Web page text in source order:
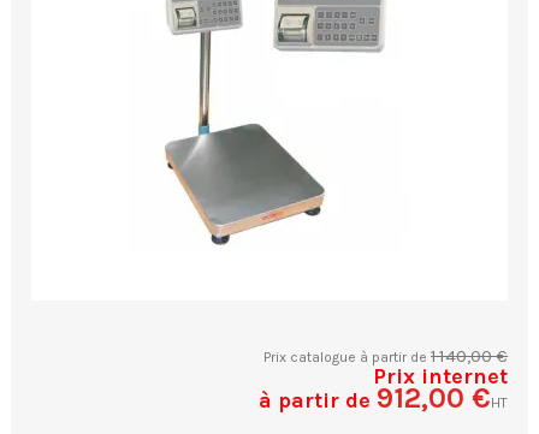
Prix catalogue à partir de1 140,00 €
Prix internet
à partir de 912,00 €HT